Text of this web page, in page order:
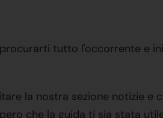
tutto l'occorrente e
la nostra sezione notizie e
che la guida ti sia stata